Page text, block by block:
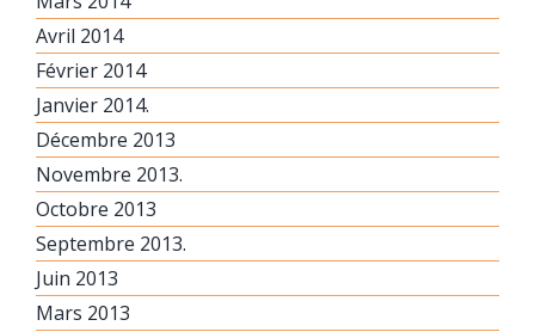
Avril 2014
Février 2014
Janvier 2014.
Décembre 2013
Novembre 2013.
Octobre 2013
Septembre 2013.
Juin 2013
Mars 2013